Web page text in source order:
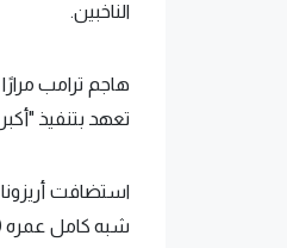
الناخبين.
هاجم ترامب
تعهد بتنفيذ
استضافت